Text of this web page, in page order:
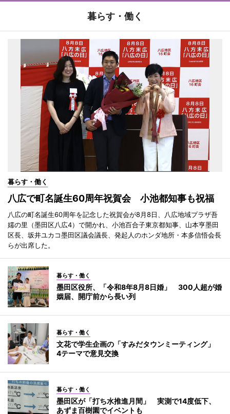
暮らす・働く
暮らす・働く
八広で町名誕生60周年祝賀会 小池都知事も祝福
八広の町名誕生60周年を記念した祝賀会が8月8日、八広地域プラザ吾
嬬の里（墨田区八広4）で開かれ、小池百合子東京都知事、山本亨墨田
区長、坂井ユカコ墨田区議会議長、発起人のホンダ地所・本多信悟会長
らが出席した。
暮らす・働く
墨田区役所、「令和8年8月8日婚」 300人超が婚
姻届、開庁前から長い列
暮らす・働く
文花で学生企画の「すみだタウンミーティング」
4テーマで意見交換
暮らす・働く
墨田区が「打ち水推進月間」 実測で14度低下、
あずま百樹園でイベントも